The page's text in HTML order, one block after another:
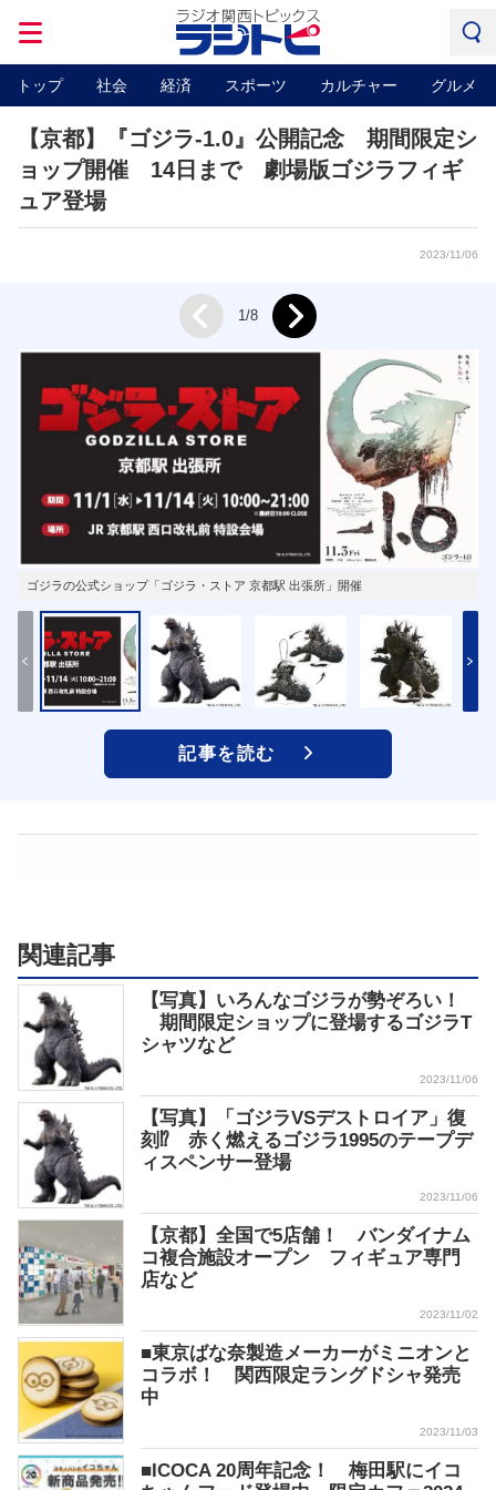
トップ 社会 経済 スポーツ カルチャー グルメ
【京都】『ゴジラ-1.0』公開記念 期間限定シ
ョップ開催 14日まで 劇場版ゴジラフィギ
ュア登場
2023/11/06
ゴジラの公式ショップ「ゴジラ・ストア 京都駅 出張所」開催
Prev 1/8 Next
記事を読む
関連記事
【写真】いろんなゴジラが勢ぞろい！
期間限定ショップに登場するゴジラT
シャツなど
2023/11/06
【写真】「ゴジラVSデストロイア」復
刻⁉ 赤く燃えるゴジラ1995のテープデ
ィスペンサー登場
2023/11/06
【京都】全国で5店舗！ バンダイナム
コ複合施設オープン フィギュア専門
店など
2023/11/02
■東京ばな奈製造メーカーがミニオンと
コラボ！ 関西限定ラングドシャ発売
中
2023/11/03
■ICOCA 20周年記念！ 梅田駅にイコ